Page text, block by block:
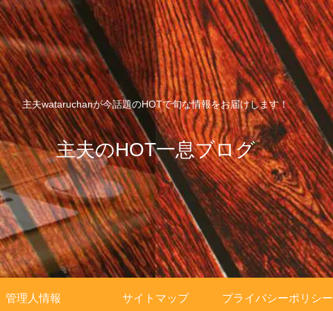
主夫wataruchanが今話題のHOTで旬な情報をお届けします！
主夫のHOT一息ブログ
管理人情報 サイトマップ プライバシーポリシー